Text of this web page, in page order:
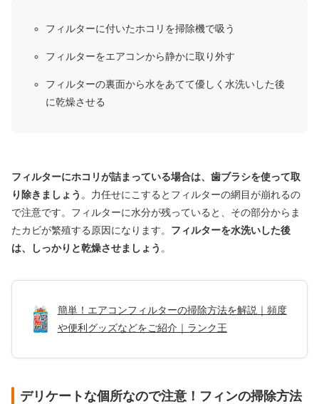
フィルターに付いたホコリを掃除機で吸う
フィルターをエアコンから静かに取り外す
フィルターの裏面から水をあてて優しく水洗いした後
に乾燥させる
フィルターにホコリが詰まっている場合は、歯ブラシを使って取
り除きましょう 。力任せにこするとフィルターの網目が崩れるの
で注意です。フィルターに水分が残っていると、その部分からま
たカビが繁殖する原因になります。 フィルターを水洗いした後
は、しっかりと乾燥させましょう 。
簡単！エアコンフィルターの掃除方法を解説｜頻度
や便利グッズなどをご紹介｜ランク王
デリケートな個所なので注意！フィンの掃除方法